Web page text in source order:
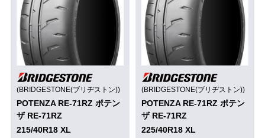
(BRIDGESTONE(ブリヂストン))
POTENZA RE-71RZ ポテン
ザ RE-71RZ
215/40R18 XL
(BRIDGESTONE(ブリヂストン))
POTENZA RE-71RZ ポテン
ザ RE-71RZ
225/40R18 XL